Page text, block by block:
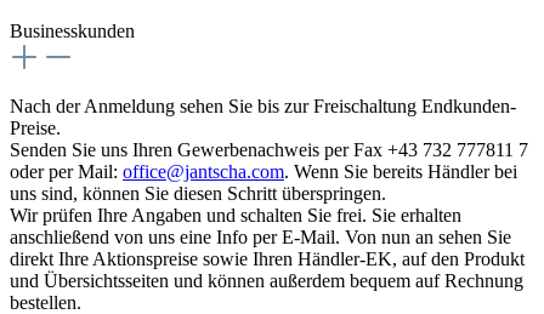
Businesskunden
Nach der Anmeldung sehen Sie bis zur Freischaltung Endkunden-
Preise.
Senden Sie uns Ihren Gewerbenachweis per Fax +43 732 777811 7
oder per Mail: office@jantscha.com. Wenn Sie bereits Händler bei
uns sind, können Sie diesen Schritt überspringen.
Wir prüfen Ihre Angaben und schalten Sie frei. Sie erhalten
anschließend von uns eine Info per E-Mail. Von nun an sehen Sie
direkt Ihre Aktionspreise sowie Ihren Händler-EK, auf den Produkt
und Übersichtsseiten und können außerdem bequem auf Rechnung
bestellen.